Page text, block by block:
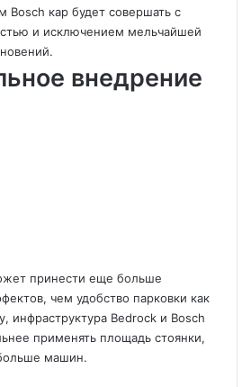
Bosch кар будет совершать с
и исключением мельчайшей
внедрение
принести еще больше
чем удобство парковки как
инфраструктура Bedrock и Bosch
применять площадь стоянки,
машин.